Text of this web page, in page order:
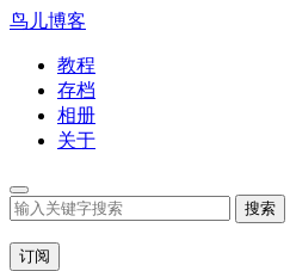
鸟儿博客
教程
存档
相册
关于
订阅